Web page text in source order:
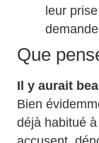
leur
Que
Il y aurait
Bien
déjà habitué